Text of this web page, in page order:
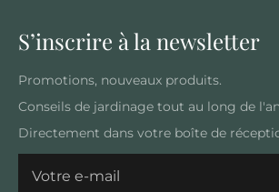
S’inscrire à la newsletter
Promotions, nouveaux produits.
Conseils de jardinage tout au long de
Directement dans votre boîte de